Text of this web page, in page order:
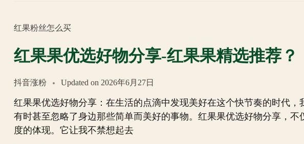
红果粉丝怎么买
红果果优选好物分享-红果果精选推荐？
抖音涨粉 Updated on 2026年6月27日
红果果优选好物分享：在生活的点滴中发现美好在这个快节奏的时代，
有时甚至忽略了身边那些简单而美好的事物。红果果优选好物分享，
度的体现。它让我不禁想起去